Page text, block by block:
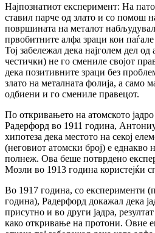
Најпознатиот експеримент: На
ставил парче од злато и со помош
површината на металот
првобитните алфа зраци кои
Тој забележал дека најголем дел
честички) не го смениле својот
дека позитивните зраци без
злато на металната фолија, а само
одбиени и го смениле правецот.
По откривањето на атомското
Радерфорд во 1911 година,
хипотеза дека местото на секој
(неговиот атомски број) е еднакво
полнеж. Ова беше потврдено
Мозли во 1913 година користејќи
Во 1917 година, со експерименти
година), Радерфорд докажал дека
присутно и во други јадра,
како откривање на протони. Овие